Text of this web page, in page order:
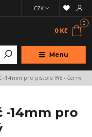
Menu
CZK
0
0 Kč
-14mm pro pistole WE - černý
14mm pro